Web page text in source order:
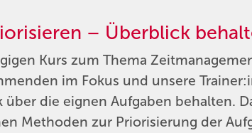
– Überblick
Kurs zum Thema
im Fokus und unsere
über die eignen Aufgaben behalten.
Methoden zur Priorisierung der